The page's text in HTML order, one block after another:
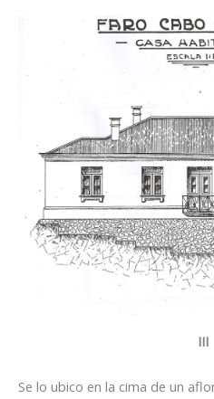
III
Se lo ubico en la cima de un